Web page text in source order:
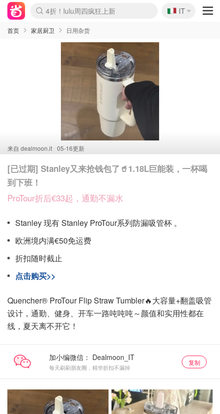
Boticinal 夏促开抢！
4折！lulu周四疯狂上新
速领！Stanley独家85折
Zalando 奥莱闪促！每日更新
🇮🇹
IT
首页 家居厨卫 日用杂货
来自 dealmoon.it 05-16更新
[已过期] Stanley又来抢钱包了🥤1.18L巨能装，一杯喝
到下班！
ProTour折后€33起，通勤不漏水
Stanley 现有 Stanley ProTour系列防漏吸管杯 。
欧洲境内满€50免运费
折扣随时截止
点击购买>>
Quencher® ProTour Flip Straw Tumbler🔥大容量+翻盖吸管
设计，通勤、健身、开车一路吨吨吨～颜值和实用性都在
线，夏天离不开它！
加小编微信：
每天刷刷朋友圈，精华折扣不漏掉
复制